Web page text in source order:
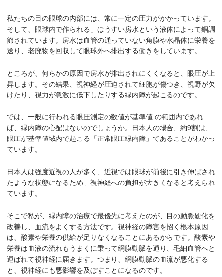
私たちの目の眼球の内部には、常に一定の圧力がかかっています。
そして、眼球内で作られる」ほうすい房水という液体によって錮調
節されています。房水は血管の通っていない角膜や水晶体に栄養を
送り、老廃物を回収して眼球外へ排出する働きをしています。
ところが、何らかの原因で房水が排出されにくくなると、眼圧が上
昇します。その結果、視神経が圧迫されて細胞が傷つき、視野が欠
けたり、視力が急激に低下したりする緑内障が起こるのです。
では、一般に行われる眼圧測定の数値が基準値 の範囲内であれ
ば、緑内障の心配はないのでしょうか。日本人の場合、約9割は、
眼圧が基準値域内で起こる「正常眼圧緑内障」であることがわかっ
ています。
日本人は強度近視の人が多く、近視では眼球が前後に引き伸ばされ
たような状態になるため、視神経への負担が大きくなると考えられ
ています。
そこで私が、緑内障の治療で最優先に考えたのが、目の動脈硬化を
改善し、血流をよくする方法です。視神経の障害を招く根本原因
は、酸素や栄養の供給が足りなくなることにあるからです。酸素や
栄養は血液の流れもうまくに乗って網膜動脈を通り、毛細血管へと
運ばれて視神経に届きます。つまり、網膜動脈の血流が悪化する
と、視神経にも悪影響を及ぼすことになるのです。